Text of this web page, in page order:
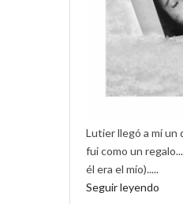
Lutier llegó a mí un
fui como un
él era el mío).....
Seguir leyendo